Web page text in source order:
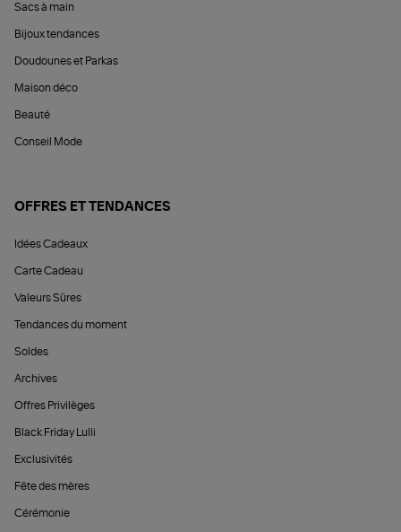
Sacs à main
Bijoux tendances
Doudounes et Parkas
Maison déco
Beauté
Conseil Mode
OFFRES ET TENDANCES
Idées Cadeaux
Carte Cadeau
Valeurs Sûres
Tendances du moment
Soldes
Archives
Offres Privilèges
Black Friday Lulli
Exclusivités
Fête des mères
Cérémonie